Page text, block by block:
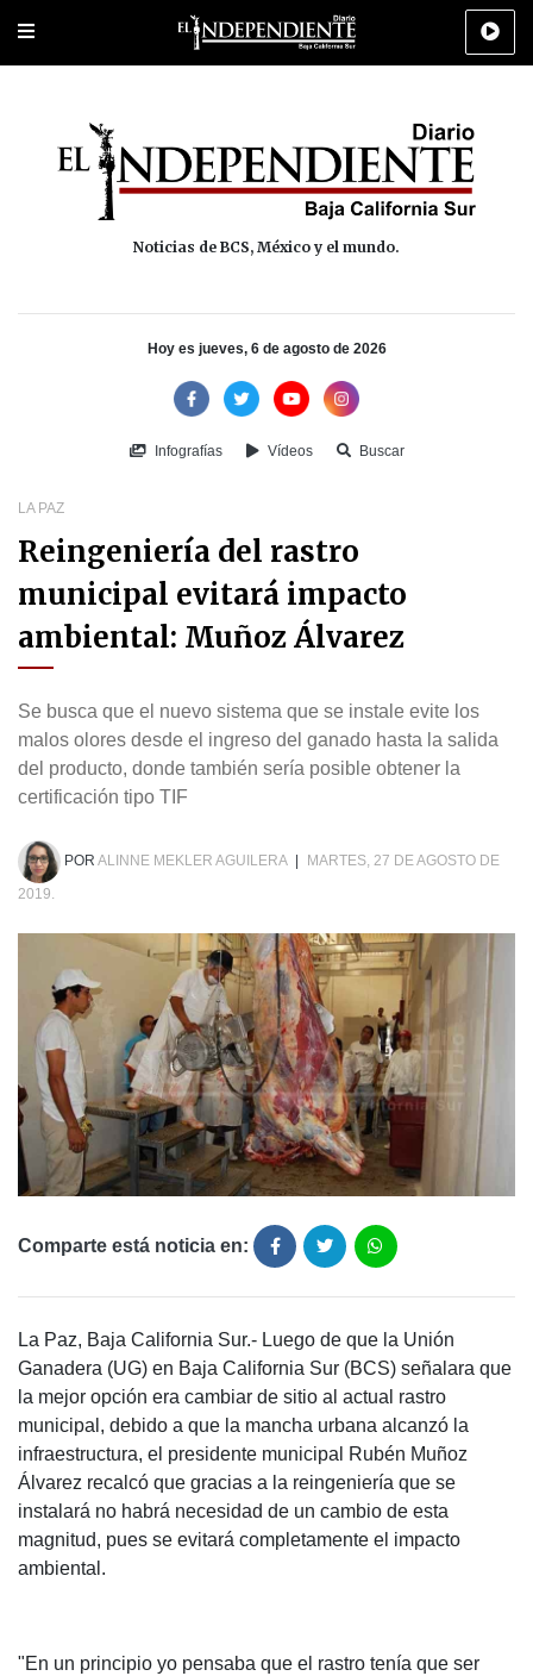
Portada Los Cabos Policiaca Deportes Cultura
Noticias de BCS, México y el mundo.
Hoy es jueves, 6 de agosto de 2026
Infografías Vídeos Buscar
LA PAZ
Reingeniería del rastro
municipal evitará impacto
ambiental: Muñoz Álvarez
Se busca que el nuevo sistema que se instale evite los
malos olores desde el ingreso del ganado hasta la salida
del producto, donde también sería posible obtener la
certificación tipo TIF
POR ALINNE MEKLER AGUILERA
MARTES, 27 DE AGOSTO DE
2019.
Comparte está noticia en:
La Paz, Baja California Sur.- Luego de que la Unión
Ganadera (UG) en Baja California Sur (BCS) señalara que
la mejor opción era cambiar de sitio al actual rastro
municipal, debido a que la mancha urbana alcanzó la
infraestructura, el presidente municipal Rubén Muñoz
Álvarez recalcó que gracias a la reingeniería que se
instalará no habrá necesidad de un cambio de esta
magnitud, pues se evitará completamente el impacto
ambiental.
"En un principio yo pensaba que el rastro tenía que ser